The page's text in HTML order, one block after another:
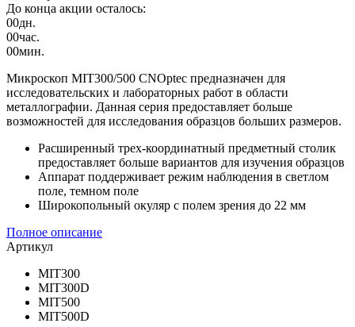
До конца акции осталось:
00дн.
00час.
00мин.
Микроскоп MIT300/500 CNOptec предназначен для
исследовательских и лабораторных работ в области
металлографии. Данная серия предоставляет больше
возможностей для исследования образцов больших размеров.
Расширенный трех-координатный предметный столик
предоставляет больше вариантов для изучения образцов
Аппарат поддерживает режим наблюдения в светлом
поле, темном поле
Широкопольный окуляр с полем зрения до 22 мм
Полное описание
Артикул
MIT300
MIT300D
MIT500
MIT500D